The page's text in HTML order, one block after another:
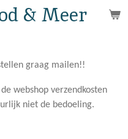
& Meer
graag mailen!!
webshop verzendkosten
niet de bedoeling.